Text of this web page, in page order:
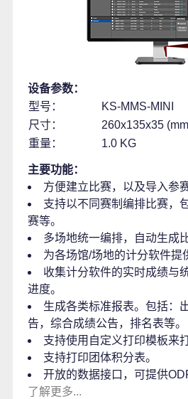
设备参数：
型号：
KS-MMS-MINI
尺寸：
260x135x35
重量：
1.0 KG
主要功能：
方便建立比赛，以及导入参
支持以不同赛制编排比赛，
赛等。
多场地统一编排，自动生成
为各场馆/场地的计分软件提
收集计分软件的实时成绩与
进度。
生成各类标准报表。包括：
告，综合成绩公告，排名表等。
支持使用自定义打印模板来
支持打印团体积分表。
开放的数据接口，可提供
了解更多...